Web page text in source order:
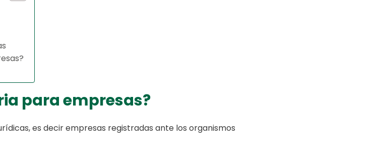
para empresas?
es decir empresas registradas ante los organismos